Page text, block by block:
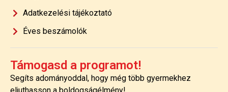
Adatkezelési tájékoztató
Éves beszámolók
Támogasd a programot!
Segíts adományoddal, hogy még több gyermekhez